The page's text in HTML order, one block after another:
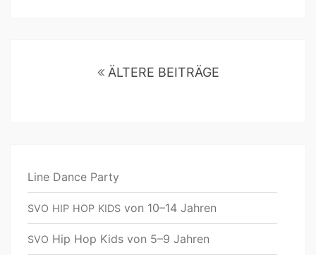
ÄLTERE BEITRÄGE
Line Dance Party
SVO HIP HOP KIDS von 10–14 Jahren
SVO Hip Hop Kids von 5–9 Jahren